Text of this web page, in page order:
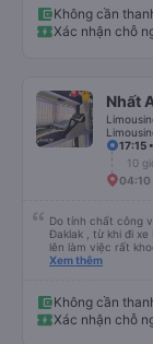
quảng đường đầu.
Chân thành cám ơn
Không cần
Xác nhận chỗ
Nhất
17:15
10
04:10
Do tính chất công
Đaklak , từ khi đi
lên làm việc rất
mình thấy phụ
Xem thêm
Không cần
Xác nhận chỗ